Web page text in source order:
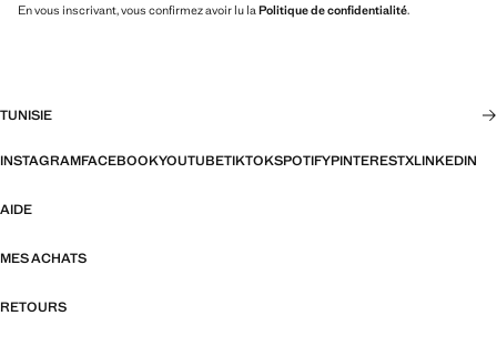
En vous inscrivant, vous confirmez avoir lu la Politique de confidentialité.
TUNISIE
INSTAGRAMFACEBOOKYOUTUBETIKTOKSPOTIFYPINTERESTXLINKEDIN
AIDE
MES ACHATS
RETOURS